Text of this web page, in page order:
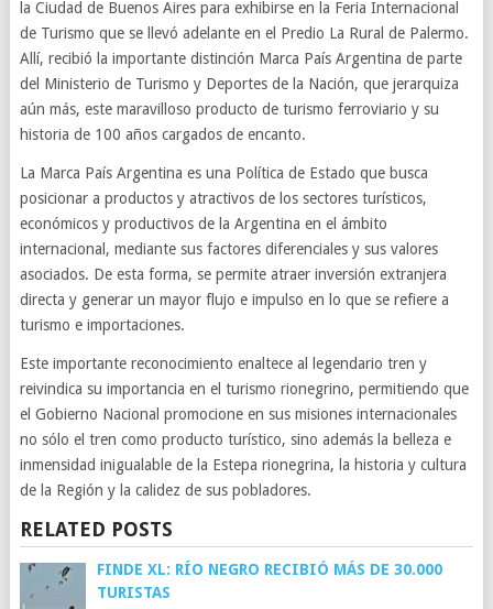
la Ciudad de Buenos Aires para exhibirse en la Feria Internacional
de Turismo que se llevó adelante en el Predio La Rural de Palermo.
Allí, recibió la importante distinción Marca País Argentina de parte
del Ministerio de Turismo y Deportes de la Nación, que jerarquiza
aún más, este maravilloso producto de turismo ferroviario y su
historia de 100 años cargados de encanto.
La Marca País Argentina es una Política de Estado que busca
posicionar a productos y atractivos de los sectores turísticos,
económicos y productivos de la Argentina en el ámbito
internacional, mediante sus factores diferenciales y sus valores
asociados. De esta forma, se permite atraer inversión extranjera
directa y generar un mayor flujo e impulso en lo que se refiere a
turismo e importaciones.
Este importante reconocimiento enaltece al legendario tren y
reivindica su importancia en el turismo rionegrino, permitiendo que
el Gobierno Nacional promocione en sus misiones internacionales
no sólo el tren como producto turístico, sino además la belleza e
inmensidad inigualable de la Estepa rionegrina, la historia y cultura
de la Región y la calidez de sus pobladores.
RELATED POSTS
FINDE XL: RÍO NEGRO RECIBIÓ MÁS DE 30.000
TURISTAS